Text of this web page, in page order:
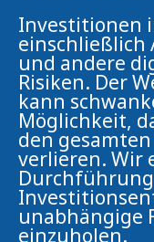
Investitionen
einschließlich
und andere
Risiken. Der
kann
Möglichkeit,
den
verlieren. Wir
unabhängige
einzuholen.